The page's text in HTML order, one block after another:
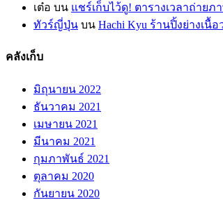
เต๋อ บน แชร์เก็บไว้ดู! ตารางเวลาถ่าย
ทัวร์ญี่ปุ่น บน Hachi Kyu ร้านปิ้งย่างเ
คลังเก็บ
มิถุนายน 2022
ธันวาคม 2021
เมษายน 2021
มีนาคม 2021
กุมภาพันธ์ 2021
ตุลาคม 2020
กันยายน 2020